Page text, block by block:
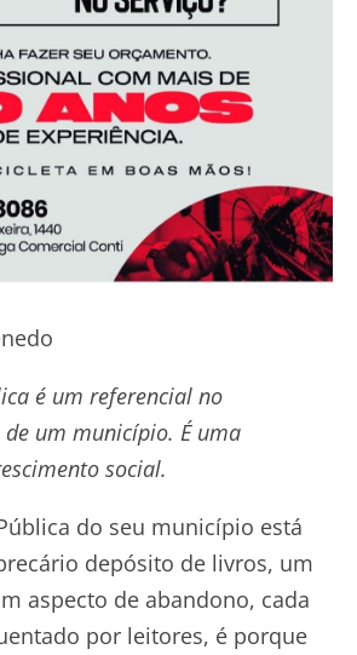
é um referencial no
um município. É uma
social.
do seu município está
depósito de livros, um
aspecto de abandono, cada
por leitores, é porque